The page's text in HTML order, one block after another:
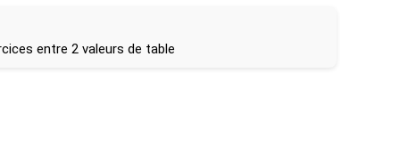
entre 2 valeurs de table